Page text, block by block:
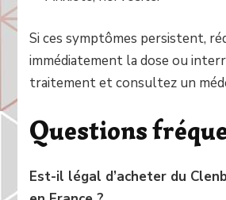
Si ces symptômes persistent,
immédiatement la dose ou
traitement et consultez un
Questions
Est-il légal d’acheter du